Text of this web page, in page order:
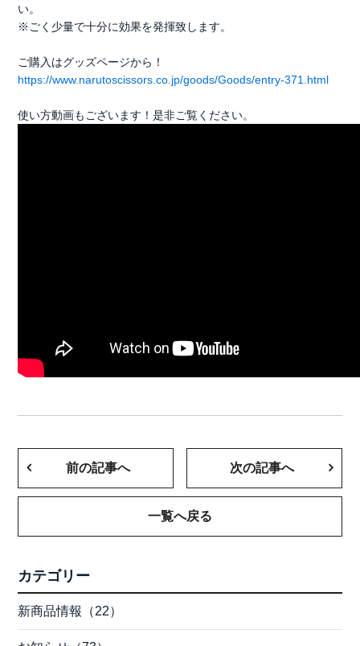
い。
※ごく少量で十分に効果を発揮致します。
ご購入はグッズページから！
https://www.narutoscissors.co.jp/goods/Goods/entry-371.html
使い方動画もございます！是非ご覧ください。
前の記事へ
一覧へ戻る
次の記事へ
カテゴリー
新商品情報（22）